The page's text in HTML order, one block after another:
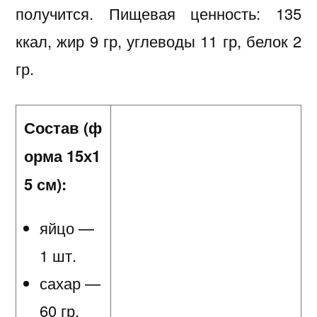
получится. Пищевая ценность: 135
ккал, жир 9 гр, углеводы 11 гр, белок 2
гр.
Состав (ф
орма 15х1
5 см):
яйцо —
1 шт.
сахар —
60 гр.